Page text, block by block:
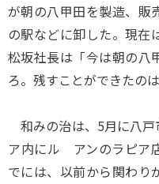
が朝の八甲田を製造、販
の駅などに卸した。現在
松坂社長は「今は朝の八
ろ。残すことができたの
和みの治は、5月に八
ア内にル アンのラピア
でには、以前から関わり